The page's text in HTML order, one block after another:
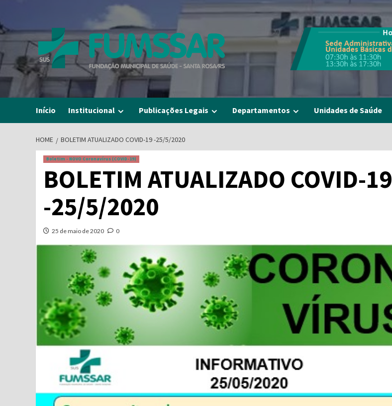
content
Início Institucional Publicações Legais Departamentos Unidades de Saúde
HOME BOLETIM ATUALIZADO COVID-19 -25/5/2020
Boletim - NOVO Coronavírus (COVID-19)
BOLETIM ATUALIZADO COVID-19
-25/5/2020
25 de maio de 2020 0